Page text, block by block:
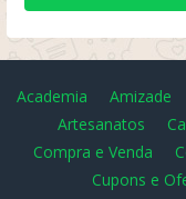
Academia Amizade
Artesanatos
Compra e Venda
Cupons e